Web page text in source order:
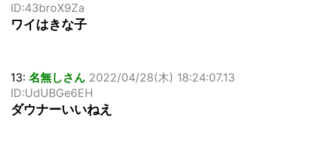
ID:43broX9Za
ワイはきな子
13: 名無しさん 2022/04/28(木) 18:24:07.13
ID:UdUBGe6EH
ダウナーいいねえ